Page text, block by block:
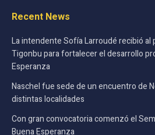
Recent News
La intendente Sofía Larroudé recibió al
Tigonbu para fortalecer el desarrollo
Esperanza
Naschel fue sede de un encuentro de
distintas localidades
Con gran convocatoria comenzó el
Buena Esperanza